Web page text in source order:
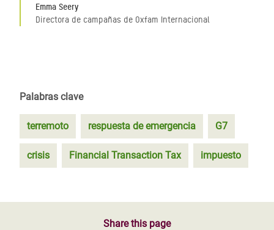
Emma Seery
Directora de campañas de Oxfam Internacional
Palabras clave
terremoto respuesta de emergencia G7
crisis Financial Transaction Tax impuesto
Share this page